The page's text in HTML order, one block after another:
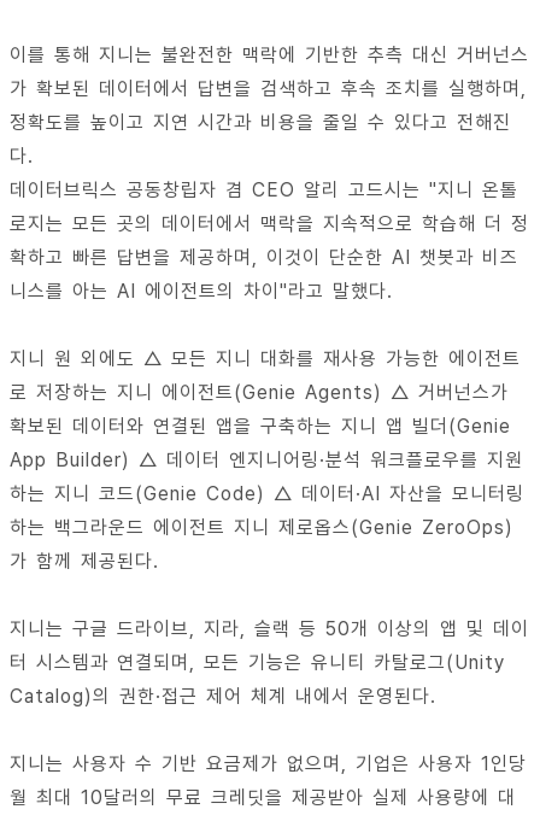
이를 통해 지니는 불완전한 맥락에 기반한 추측 대신 거버넌스
가 확보된 데이터에서 답변을 검색하고 후속 조치를 실행하며,
정확도를 높이고 지연 시간과 비용을 줄일 수 있다고 전해진
다.
데이터브릭스 공동창립자 겸 CEO 알리 고드시는 "지니 온톨
로지는 모든 곳의 데이터에서 맥락을 지속적으로 학습해 더 정
확하고 빠른 답변을 제공하며, 이것이 단순한 AI 챗봇과 비즈
니스를 아는 AI 에이전트의 차이"라고 말했다.
지니 원 외에도 △ 모든 지니 대화를 재사용 가능한 에이전트
로 저장하는 지니 에이전트(Genie Agents) △ 거버넌스가
확보된 데이터와 연결된 앱을 구축하는 지니 앱 빌더(Genie
App Builder) △ 데이터 엔지니어링·분석 워크플로우를 지원
하는 지니 코드(Genie Code) △ 데이터·AI 자산을 모니터링
하는 백그라운드 에이전트 지니 제로옵스(Genie ZeroOps)
가 함께 제공된다.
지니는 구글 드라이브, 지라, 슬랙 등 50개 이상의 앱 및 데이
터 시스템과 연결되며, 모든 기능은 유니티 카탈로그(Unity
Catalog)의 권한·접근 제어 체계 내에서 운영된다.
지니는 사용자 수 기반 요금제가 없으며, 기업은 사용자 1인당
월 최대 10달러의 무료 크레딧을 제공받아 실제 사용량에 대